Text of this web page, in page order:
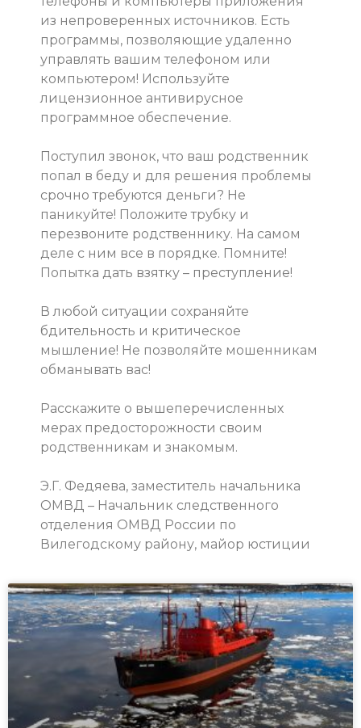
из непроверенных источников. Есть
программы, позволяющие удаленно
управлять вашим телефоном или
компьютером! Используйте
лицензионное антивирусное
программное обеспечение.
Поступил звонок, что ваш родственник
попал в беду и для решения проблемы
срочно требуются деньги? Не
паникуйте! Положите трубку и
перезвоните родственнику. На самом
деле с ним все в порядке. Помните!
Попытка дать взятку – преступление!
В любой ситуации сохраняйте
бдительность и критическое
мышление! Не позволяйте мошенникам
обманывать вас!
Расскажите о вышеперечисленных
мерах предосторожности своим
родственникам и знакомым.
Э.Г. Федяева, заместитель начальника
ОМВД – Начальник следственного
отделения ОМВД России по
Вилегодскому району, майор юстиции